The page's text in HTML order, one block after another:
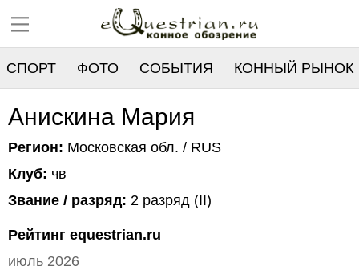
СПОРТ ФОТО СОБЫТИЯ КОННЫЙ РЫНОК
РЕЕСТР
Анискина Мария
Регион: Московская обл. / RUS
Клуб: чв
Звание / разряд: 2 разряд (II)
Рейтинг equestrian.ru
июль 2026